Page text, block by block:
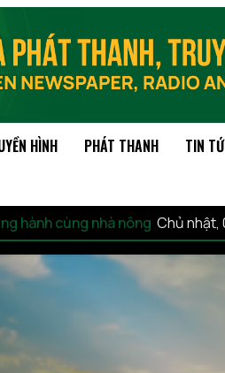
HÌNH PHÁT THANH TIN
hành cùng nhà nông Chủ nhật,